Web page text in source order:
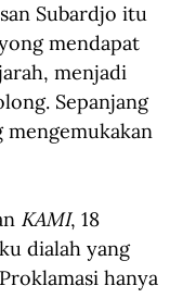
Subardjo itu
mendapat
menjadi
Sepanjang
mengemukakan
KAMI, 18
dialah yang
hanya